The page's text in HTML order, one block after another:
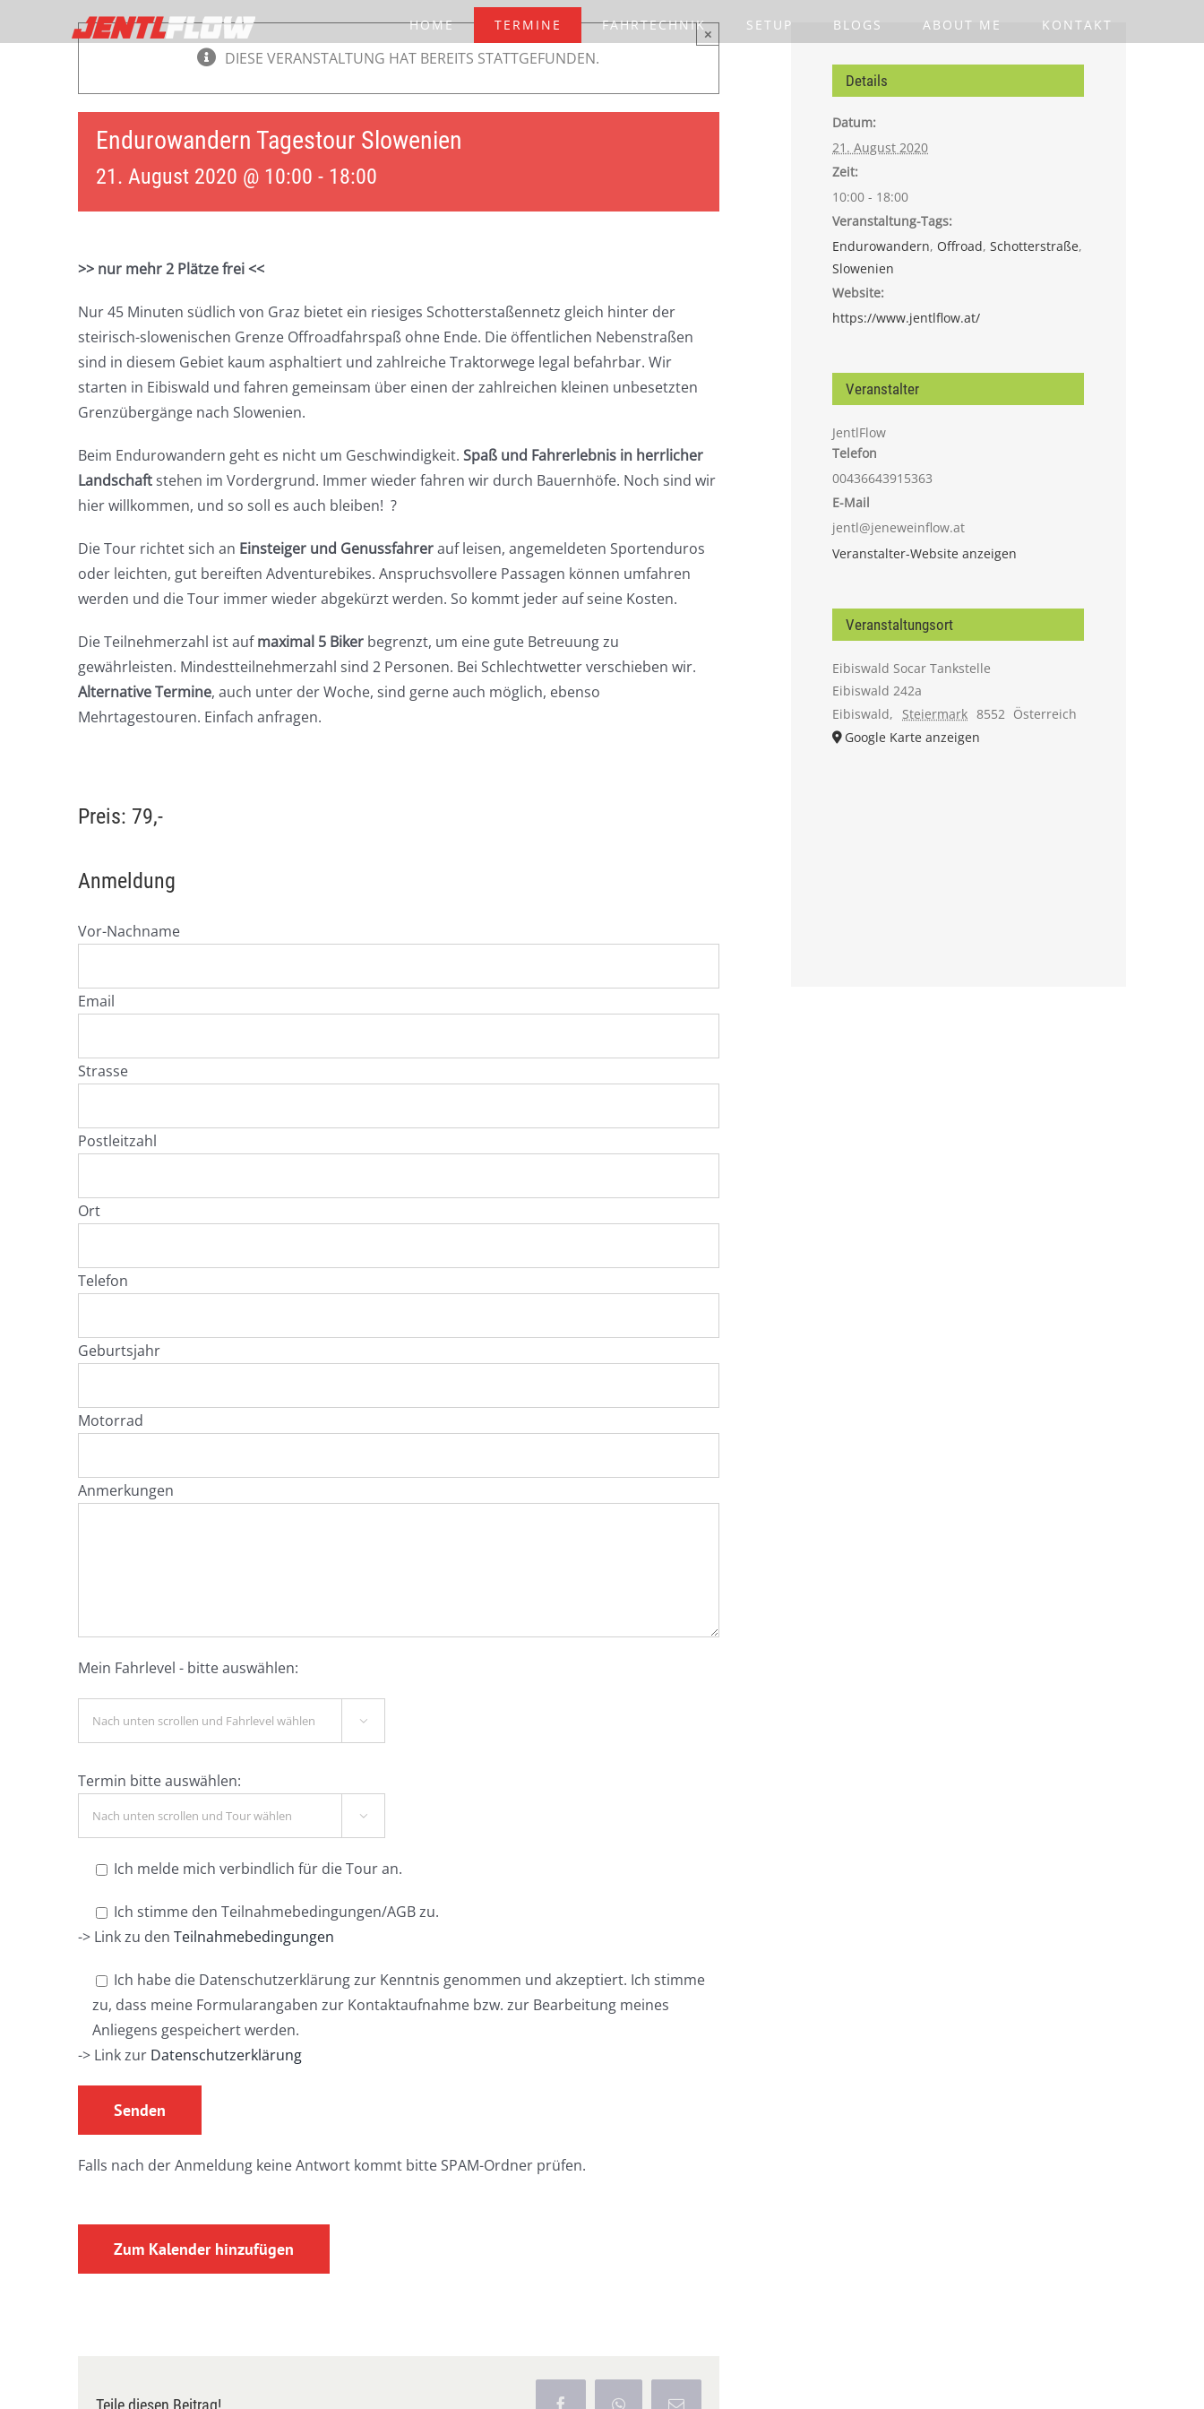
HOME TERMINE FAHRTECHNIK SETUP BLOGS ABOUT ME KONTAKT
DIESE VERANSTALTUNG HAT BEREITS STATTGEFUNDEN.
×
Endurowandern Tagestour Slowenien
21. August 2020 @ 10:00 - 18:00
>> nur mehr 2 Plätze frei <<
Nur 45 Minuten südlich von Graz bietet ein riesiges Schotterstaßennetz gleich hinter der
steirisch-slowenischen Grenze Offroadfahrspaß ohne Ende. Die öffentlichen Nebenstraßen
sind in diesem Gebiet kaum asphaltiert und zahlreiche Traktorwege legal befahrbar. Wir
starten in Eibiswald und fahren gemeinsam über einen der zahlreichen kleinen unbesetzten
Grenzübergänge nach Slowenien.
Beim Endurowandern geht es nicht um Geschwindigkeit. Spaß und Fahrerlebnis in herrlicher
Landschaftstehen im Vordergrund. Immer wieder fahren wir durch Bauernhöfe. Noch sind wir
hier willkommen, und so soll es auch bleiben! ?
Die Tour richtet sich an Einsteiger und Genussfahrerauf leisen, angemeldeten Sportenduros
oder leichten, gut bereiften Adventurebikes. Anspruchsvollere Passagen können umfahren
werden und die Tour immer wieder abgekürzt werden. So kommt jeder auf seine Kosten.
Die Teilnehmerzahl ist aufmaximal 5 Biker begrenzt, um eine gute Betreuung zu
gewährleisten. Mindestteilnehmerzahl sind 2 Personen. Bei Schlechtwetter verschieben wir.
Alternative Termine, auch unter der Woche, sind gerne auch möglich, ebenso
Mehrtagestouren. Einfach anfragen.
Preis: 79,-
Anmeldung
Vor-Nachname
Email
Strasse
Postleitzahl
Ort
Telefon
Geburtsjahr
Motorrad
Anmerkungen
Mein Fahrlevel - bitte auswählen:

Termin bitte auswählen:

Ich melde mich verbindlich für die Tour an.
Ich stimme den Teilnahmebedingungen/AGB zu.
-> Link zu den Teilnahmebedingungen
Ich habe die Datenschutzerklärung zur Kenntnis genommen und akzeptiert. Ich stimme
zu, dass meine Formularangaben zur Kontaktaufnahme bzw. zur Bearbeitung meines
Anliegens gespeichert werden.
-> Link zur Datenschutzerklärung
Falls nach der Anmeldung keine Antwort kommt bitte SPAM-Ordner prüfen.
Zum Kalender hinzufügen
Teile diesen Beitrag!
Details
Datum:
21. August 2020
Zeit:
10:00 - 18:00
Veranstaltung-Tags:
Endurowandern, Offroad,Schotterstraße,
Slowenien
Website:
https://www.jentlflow.at/
Veranstalter
JentlFlow
Telefon
00436643915363
E-Mail
jentl@jeneweinflow.at
Veranstalter-Website anzeigen
Veranstaltungsort
Eibiswald Socar Tankstelle
Eibiswald 242a
Eibiswald, Steiermark 8552 Österreich
Google Karte anzeigen